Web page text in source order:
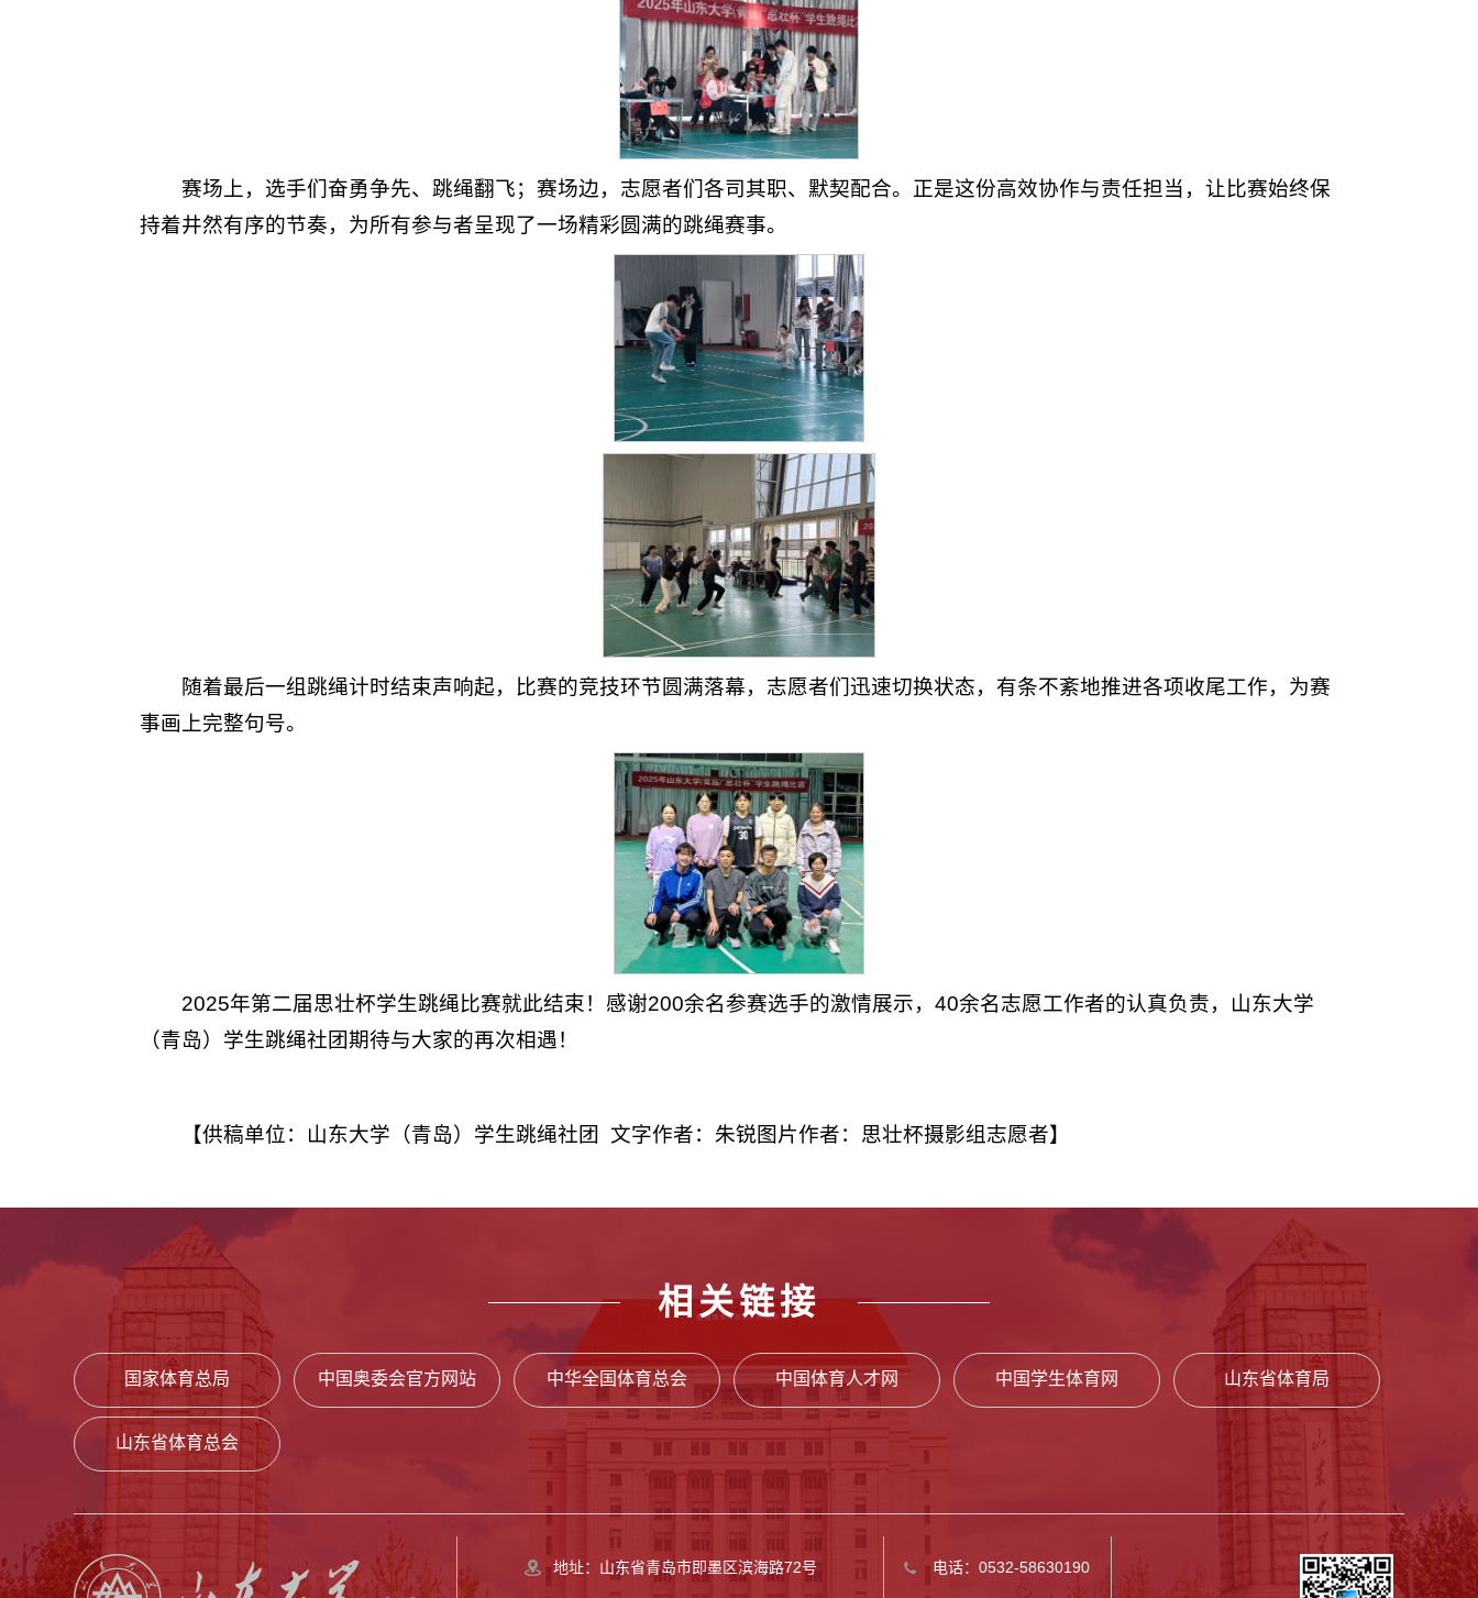
赛场上，选手们奋勇争先、跳绳翻飞；赛场边，志愿者们各司其职、默契配合。正是这份高效协作与责任担当，让比赛始终保
持着井然有序的节奏，为所有参与者呈现了一场精彩圆满的跳绳赛事。
随着最后一组跳绳计时结束声响起，比赛的竞技环节圆满落幕，志愿者们迅速切换状态，有条不紊地推进各项收尾工作，为赛
事画上完整句号。
2025年第二届思壮杯学生跳绳比赛就此结束！感谢200余名参赛选手的激情展示，40余名志愿工作者的认真负责，山东大学
（青岛）学生跳绳社团期待与大家的再次相遇！
【供稿单位：山东大学（青岛）学生跳绳社团 文字作者：朱锐图片作者：思壮杯摄影组志愿者】
相关链接
国家体育总局 中国奥委会官方网站 中华全国体育总会 中国体育人才网 中国学生体育网 山东省体育局
山东省体育总会
地址：山东省青岛市即墨区滨海路72号 电话：0532-58630190